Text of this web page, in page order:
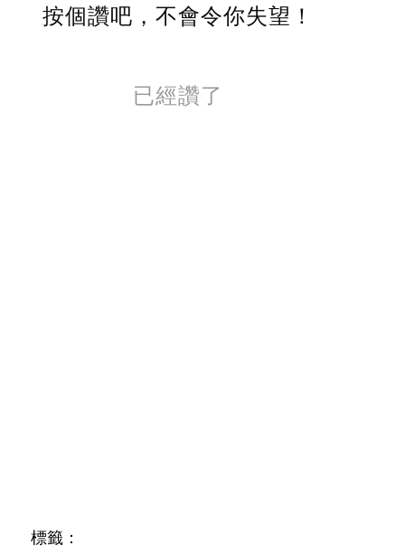
按個讚吧，不會令你失望！
已經讚了
標籤：